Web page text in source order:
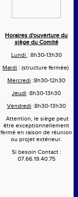
Horaires d'ouverture du
siège du Comité
Lundi : 8h30-13h30
Mardi : (structure fermée)
Mercredi :8h30-12h30
Jeudi :8h30-13h30
Vendredi :8h30-13h30
Attention, le siège peut
être exceptionnellement
fermé en raison de réunion
ou projet extérieur.
Si besoin Contact :
07.66.19.40.75